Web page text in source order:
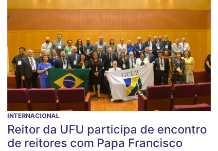
INTERNACIONAL
Reitor da UFU participa de encontro
de reitores com Papa Francisco